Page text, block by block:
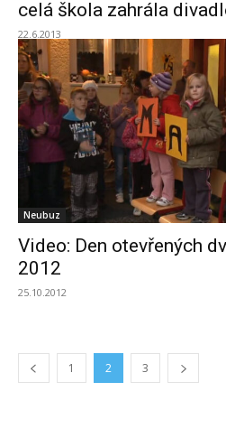
celá škola zahrála
22.6.2013
Neubuz
Video: Den otevřených
2012
25.10.2012
1 2 3